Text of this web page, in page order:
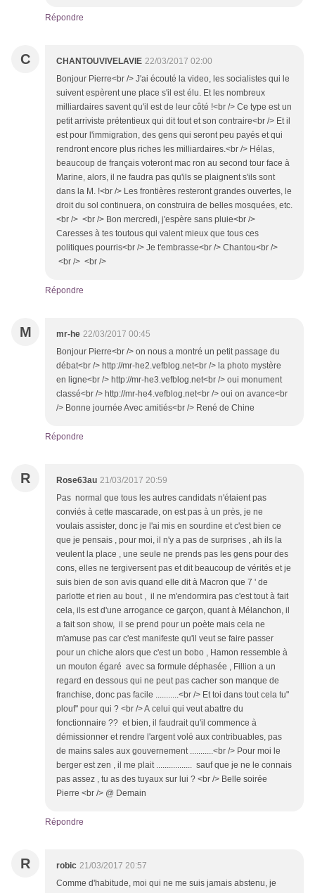
Répondre
C CHANTOUVIVELAVIE 22/03/2017 02:00
Bonjour Pierre<br /> J'ai écouté la video, les socialistes qui le
suivent espèrent une place s'il est élu. Et les nombreux
milliardaires savent qu'il est de leur côté !<br /> Ce type est un
petit arriviste prétentieux qui dit tout et son contraire<br /> Et il
est pour l'immigration, des gens qui seront peu payés et qui
rendront encore plus riches les milliardaires.<br /> Hélas,
beaucoup de français voteront mac ron au second tour face à
Marine, alors, il ne faudra pas qu'ils se plaignent s'ils sont
dans la M. !<br /> Les frontières resteront grandes ouvertes, le
droit du sol continuera, on construira de belles mosquées, etc.
<br /> <br /> Bon mercredi, j'espère sans pluie<br />
Caresses à tes toutous qui valent mieux que tous ces
politiques pourris<br /> Je t'embrasse<br /> Chantou<br />
<br /> <br />
Répondre
M mr-he 22/03/2017 00:45
Bonjour Pierre<br /> on nous a montré un petit passage du
débat<br /> http://mr-he2.vefblog.net<br /> la photo mystère
en ligne<br /> http://mr-he3.vefblog.net<br /> oui monument
classé<br /> http://mr-he4.vefblog.net<br /> oui on avance<br
/> Bonne journée Avec amitiés<br /> René de Chine
Répondre
R Rose63au 21/03/2017 20:59
Pas normal que tous les autres candidats n'étaient pas
conviés à cette mascarade, on est pas à un près, je ne
voulais assister, donc je l'ai mis en sourdine et c'est bien ce
que je pensais , pour moi, il n'y a pas de surprises , ah ils la
veulent la place , une seule ne prends pas les gens pour des
cons, elles ne tergiversent pas et dit beaucoup de vérités et je
suis bien de son avis quand elle dit à Macron que 7 ' de
parlotte et rien au bout , il ne m'endormira pas c'est tout à fait
cela, ils est d'une arrogance ce garçon, quant à Mélanchon, il
a fait son show, il se prend pour un poète mais cela ne
m'amuse pas car c'est manifeste qu'il veut se faire passer
pour un chiche alors que c'est un bobo , Hamon ressemble à
un mouton égaré avec sa formule déphasée , Fillion a un
regard en dessous qui ne peut pas cacher son manque de
franchise, donc pas facile ...........<br /> Et toi dans tout cela tu"
plouf" pour qui ? <br /> A celui qui veut abattre du
fonctionnaire ?? et bien, il faudrait qu'il commence à
démissionner et rendre l'argent volé aux contribuables, pas
de mains sales aux gouvernement ...........<br /> Pour moi le
berger est zen , il me plait ................. sauf que je ne le connais
pas assez , tu as des tuyaux sur lui ? <br /> Belle soirée
Pierre <br /> @ Demain
Répondre
R robic 21/03/2017 20:57
Comme d'habitude, moi qui ne me suis jamais abstenu, je